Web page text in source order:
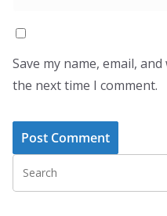
Save my name, email,
the next time I comment.